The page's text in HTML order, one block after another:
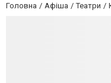
Головна Афіша Театри